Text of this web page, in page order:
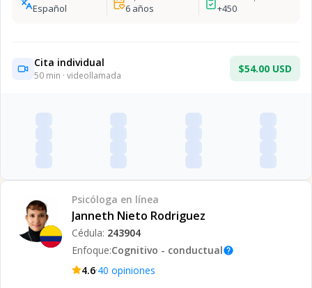
Español 6años +450
Cita individual
50 min · videollamada
$54.00 USD
Psicóloga en línea
Janneth Nieto Rodriguez
Cédula: 243904
Enfoque:Cognitivo - conductualhelp
4.6·40 opiniones